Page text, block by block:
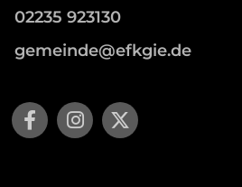
02235 923130
gemeinde@efkgie.de